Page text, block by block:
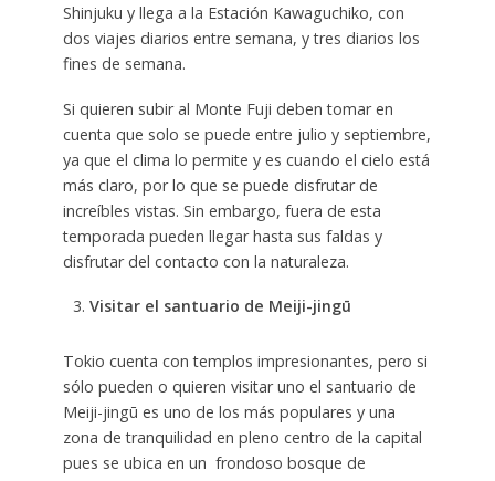
Shinjuku y llega a la Estación Kawaguchiko, con
dos viajes diarios entre semana, y tres diarios los
fines de semana.
Si quieren subir al Monte Fuji deben tomar en
cuenta que solo se puede entre julio y septiembre,
ya que el clima lo permite y es cuando el cielo está
más claro, por lo que se puede disfrutar de
increíbles vistas. Sin embargo, fuera de esta
temporada pueden llegar hasta sus faldas y
disfrutar del contacto con la naturaleza.
Visitar el santuario de Meiji-jingū
Tokio cuenta con templos impresionantes, pero si
sólo pueden o quieren visitar uno el santuario de
Meiji-jingū es uno de los más populares y una
zona de tranquilidad en pleno centro de la capital
pues se ubica en un frondoso bosque de